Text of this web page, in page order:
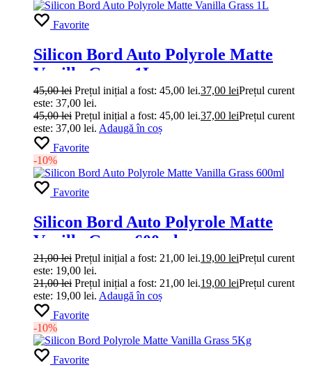
Favorite
Silicon Bord Auto Polyrole Matte
Vanilla Grass 1L
45,00lei Prețul inițial a fost: 45,00 lei.37,00 leiPrețul curent
este: 37,00 lei.
45,00lei Prețul inițial a fost: 45,00 lei.37,00 leiPrețul curent
este: 37,00 lei. Adaugă în coș
Favorite
-10%
Favorite
Silicon Bord Auto Polyrole Matte
Vanilla Grass 600ml
21,00lei Prețul inițial a fost: 21,00 lei.19,00 leiPrețul curent
este: 19,00 lei.
21,00lei Prețul inițial a fost: 21,00 lei.19,00 leiPrețul curent
este: 19,00 lei. Adaugă în coș
Favorite
-10%
Favorite